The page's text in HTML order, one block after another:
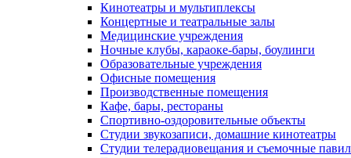
Кинотеатры и мультиплексы
Концертные и театральные залы
Медицинские учреждения
Ночные клубы, караоке-бары, боулинги
Образовательные учреждения
Офисные помещения
Производственные помещения
Кафе, бары, рестораны
Спортивно-оздоровительные объекты
Студии звукозаписи, домашние кинотеатры
Студии телерадиовещания и съемочные